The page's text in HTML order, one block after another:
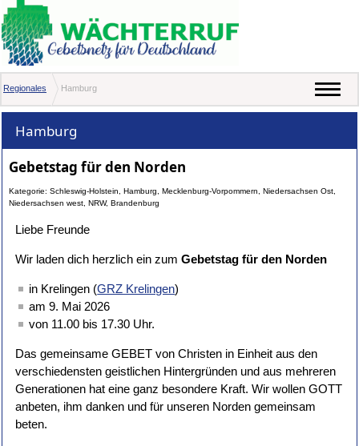
Regionales Hamburg
Hamburg
Gebetstag für den Norden
Kategorie: Schleswig-Holstein, Hamburg, Mecklenburg-Vorpommern, Niedersachsen Ost,
Niedersachsen west, NRW, Brandenburg
Liebe Freunde
Wir laden dich herzlich ein zumGebetstag für den Norden
in Krelingen (GRZ Krelingen)
am 9. Mai 2026
von 11.00 bis 17.30 Uhr.
Das gemeinsame GEBET von Christen in Einheit aus den
verschiedensten geistlichen Hintergründen und aus mehreren
Generationen hat eine ganz besondere Kraft. Wir wollen GOTT
anbeten, ihm danken und für unseren Norden gemeinsam
beten.